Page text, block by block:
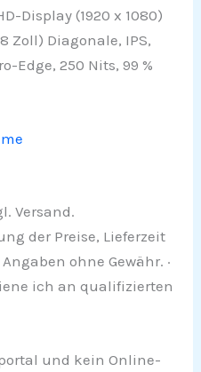
Display (1920 x 1080)
Zoll) Diagonale, IPS,
Edge, 250 Nits, 99 %
Versand.
der Preise, Lieferzeit
ohne Gewähr. ·
ich an qualifizierten
und kein Online-